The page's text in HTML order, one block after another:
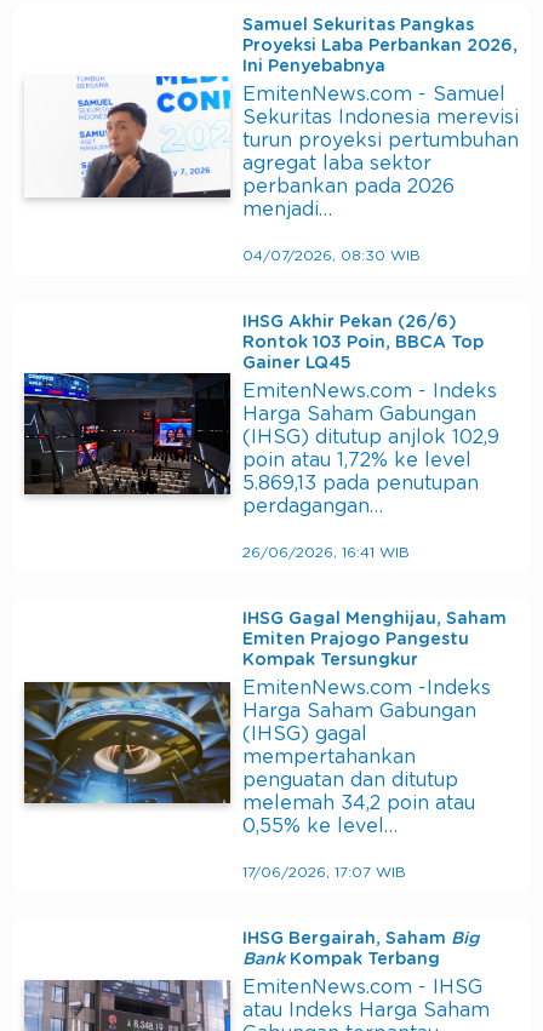
Samuel Sekuritas Pangkas
Proyeksi Laba Perbankan 2026,
Ini Penyebabnya
EmitenNews.com - Samuel
Sekuritas Indonesia merevisi
turun proyeksi pertumbuhan
agregat laba sektor
perbankan pada 2026
menjadi…
04/07/2026, 08:30 WIB
IHSG Akhir Pekan (26/6)
Rontok 103 Poin, BBCA Top
Gainer LQ45
EmitenNews.com - Indeks
Harga Saham Gabungan
(IHSG) ditutup anjlok 102,9
poin atau 1,72% ke level
5.869,13 pada penutupan
perdagangan…
26/06/2026, 16:41 WIB
IHSG Gagal Menghijau, Saham
Emiten Prajogo Pangestu
Kompak Tersungkur
EmitenNews.com -Indeks
Harga Saham Gabungan
(IHSG) gagal
mempertahankan
penguatan dan ditutup
melemah 34,2 poin atau
0,55% ke level…
17/06/2026, 17:07 WIB
IHSG Bergairah, Saham Big
Bank Kompak Terbang
EmitenNews.com - IHSG
atau Indeks Harga Saham